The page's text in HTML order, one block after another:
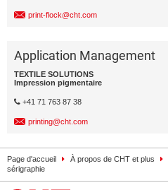
print-flock@cht.com
Application Management
TEXTILE SOLUTIONS
Impression pigmentaire
+41 71 763 87 38
printing@cht.com
Page d'accueil À propos de CHT et plus
sérigraphie